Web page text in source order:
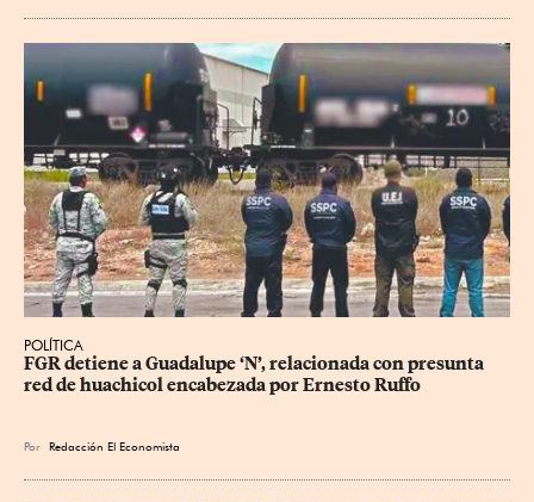
POLÍTICA
FGR detiene a Guadalupe ‘N’, relacionada con presunta
red de huachicol encabezada por Ernesto Ruffo
Por Redacción El Economista